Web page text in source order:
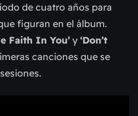
de cuatro años para
figuran en el álbum.
Faith In You’ y ‘Don’t
canciones que se